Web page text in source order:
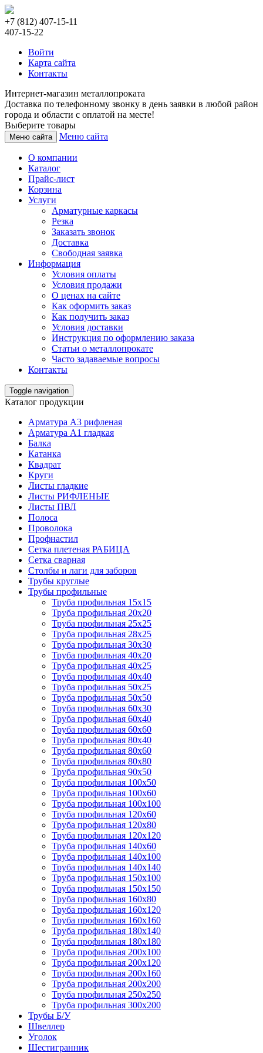
+7 (812) 407-15-11
407-15-22
Войти
Карта сайта
Контакты
Интернет-магазин металлопроката
Доставка по телефонному звонку в день заявки в любой район
города и области с оплатой на месте!
Выберите товары
Меню сайта Меню сайта
О компании
Каталог
Прайс-лист
Корзина
Услуги
Арматурные каркасы
Резка
Заказать звонок
Доставка
Свободная заявка
Информация
Условия оплаты
Условия продажи
О ценах на сайте
Как оформить заказ
Как получить заказ
Условия доставки
Инструкция по оформлению заказа
Статьи о металлопрокате
Часто задаваемые вопросы
Контакты
Toggle navigation
Каталог продукции
Арматура А3 рифленая
Арматура А1 гладкая
Балка
Катанка
Квадрат
Круги
Листы гладкие
Листы РИФЛЕНЫЕ
Листы ПВЛ
Полоса
Проволока
Профнастил
Сетка плетеная РАБИЦА
Сетка сварная
Столбы и лаги для заборов
Трубы круглые
Трубы профильные
Труба профильная 15х15
Труба профильная 20х20
Труба профильная 25х25
Труба профильная 28х25
Труба профильная 30х30
Труба профильная 40х20
Труба профильная 40х25
Труба профильная 40х40
Труба профильная 50х25
Труба профильная 50х50
Труба профильная 60х30
Труба профильная 60х40
Труба профильная 60х60
Труба профильная 80х40
Труба профильная 80х60
Труба профильная 80х80
Труба профильная 90х50
Труба профильная 100х50
Труба профильная 100х60
Труба профильная 100х100
Труба профильная 120х60
Труба профильная 120х80
Труба профильная 120х120
Труба профильная 140х60
Труба профильная 140х100
Труба профильная 140х140
Труба профильная 150х100
Труба профильная 150х150
Труба профильная 160х80
Труба профильная 160х120
Труба профильная 160х160
Труба профильная 180х140
Труба профильная 180х180
Труба профильная 200х100
Труба профильная 200х120
Труба профильная 200х160
Труба профильная 200х200
Труба профильная 250х250
Труба профильная 300х200
Трубы Б/У
Швеллер
Уголок
Шестигранник